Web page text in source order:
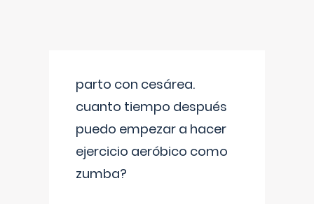
parto con cesárea.
cuanto tiempo después
puedo empezar a hacer
ejercicio aeróbico como
zumba?